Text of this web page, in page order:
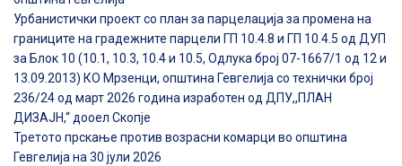
Урбанистички проект со план за парцелација за промена на
границите на градежните парцели ГП 10.4.8 и ГП 10.4.5 од ДУП
за Блок 10 (10.1, 10.3, 10.4 и 10.5, Одлука број 07-1667/1 од 12 и
13.09.2013) КО Мрзенци, општина Гевгелија со технички број
236/24 од март 2026 година изработен од ДПУ,,ПЛАН
ДИЗАЈН,“ дооел Скопје
Третото прскање против возрасни комарци во општина
Гевгелија на 30 јули 2026